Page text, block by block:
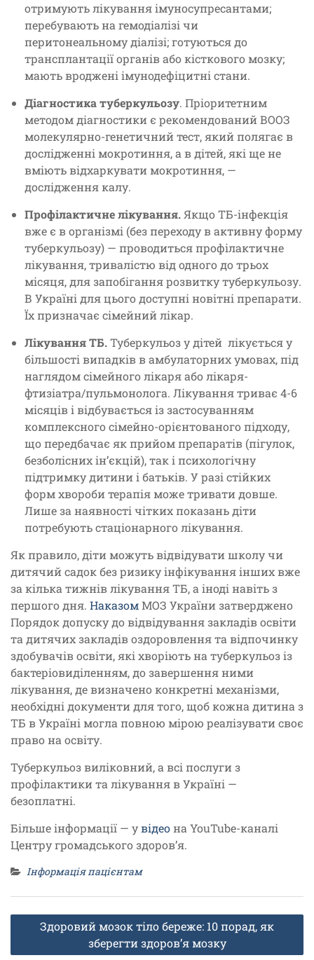
отримують лікування імуносупресантами;
перебувають на гемодіалізі чи
перитонеальному діалізі; готуються до
трансплантації органів або кісткового мозку;
мають вроджені імунодефіцитні стани.
Діагностика туберкульозу. Пріоритетним
методом діагностики є рекомендований ВООЗ
молекулярно-генетичний тест, який полягає в
дослідженні мокротиння, а в дітей, які ще не
вміють відхаркувати мокротиння, —
дослідження калу.
Профілактичне лікування. Якщо ТБ-інфекція
вже є в організмі (без переходу в активну форму
туберкульозу) — проводиться профілактичне
лікування, тривалістю від одного до трьох
місяця, для запобігання розвитку туберкульозу.
В Україні для цього доступні новітні препарати.
Їх призначає сімейний лікар.
Лікування ТБ.Туберкульоз у дітей лікується у
більшості випадків в амбулаторних умовах, під
наглядом сімейного лікаря або лікаря-
фтизіатра/пульмонолога. Лікування триває 4-6
місяців і відбувається із застосуванням
комплексного сімейно-орієнтованого підходу,
що передбачає як прийом препаратів (пігулок,
безболісних ін’єкцій), так і психологічну
підтримку дитини і батьків. У разі стійких
форм хвороби терапія може тривати довше.
Лише за наявності чітких показань діти
потребують стаціонарного лікування.
Як правило, діти можуть відвідувати школу чи
дитячий садок без ризику інфікування інших вже
за кілька тижнів лікування ТБ, а іноді навіть з
першого дня. НаказомМОЗ України затверджено
Порядок допуску до відвідування закладів освіти
та дитячих закладів оздоровлення та відпочинку
здобувачів освіти, які хворіють на туберкульоз із
бактеріовиділенням, до завершення ними
лікування, де визначено конкретні механізми,
необхідні документи для того, щоб кожна дитина з
ТБ в Україні могла повною мірою реалізувати своє
право на освіту.
Туберкульоз виліковний, а всі послуги з
профілактики та лікування в Україні —
безоплатні.
Більше інформації — увідео на YouTube-каналі
Центру громадського здоров’я.
Інформація пацієнтам
Навігація
записів
Здоровий мозок тіло береже: 10 порад, як
зберегти здоров’я мозку